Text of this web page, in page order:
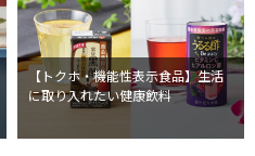
【トクホ・機能性表示食品】生活
に取り入れたい健康飲料